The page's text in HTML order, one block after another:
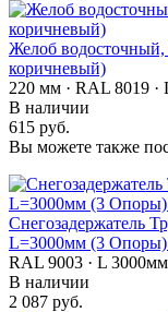
Желоб
коричневый)
220 мм · RAL 8019
В наличии
615 руб.
Вы можете также
Снегозадержатель
L=3000мм (3
RAL 9003 · L
В наличии
2 087 руб.